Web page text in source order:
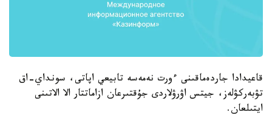
قاعيدادا جاردەماقىنى ءورت نەمەسە تابيعي اپاتى، سونداي-اق
تۋبەركۋلەز، جيتس اۋرۋلاردى جۇقتىرعان ازاماتتار الا الاتىنى
ايتىلعان.